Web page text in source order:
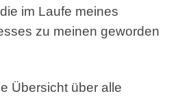
im Laufe meines
zu meinen geworden
Übersicht über alle